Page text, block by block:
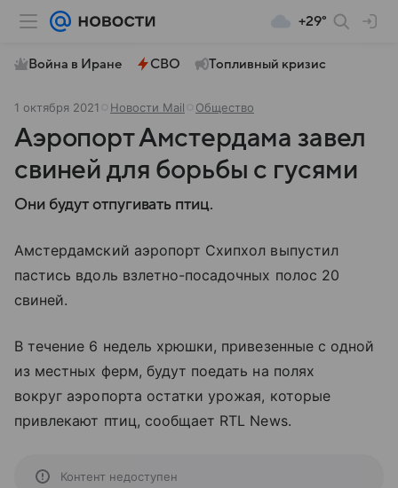
+29°
Война в Иране СВО Топливный кризис
1 октября 2021 Новости Mail Общество
Аэропорт Амстердама завел
свиней для борьбы с гусями
Они будут отпугивать птиц.
Амстердамский аэропорт Схипхол выпустил
пастись вдоль взлетно-посадочных полос 20
свиней.
В течение 6 недель хрюшки, привезенные с одной
из местных ферм, будут поедать на полях
вокруг аэропорта остатки урожая, которые
привлекают птиц, сообщает RTL News.
Контент недоступен